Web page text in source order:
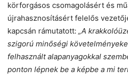
körforgásos csomagolásért és
újrahasznosításért felelős
kapcsán rámutatott: „A
szigorú minőségi
felhasznált alapanyagokkal
ponton lépnek be a képbe a mi